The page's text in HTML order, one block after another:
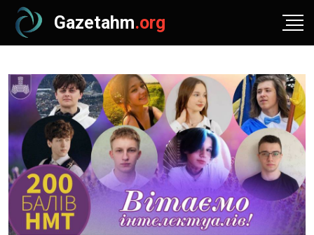
Gazetahm.org